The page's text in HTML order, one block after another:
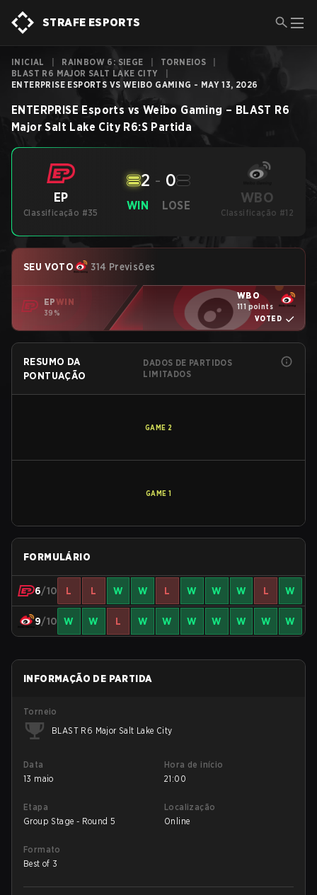
STRAFE ESPORTS
INICIAL RAINBOW 6: SIEGE TORNEIOS
BLAST R6 MAJOR SALT LAKE CITY
ENTERPRISE ESPORTS VS WEIBO GAMING - MAY 13, 2026
ENTERPRISE Esports vs Weibo Gaming – BLAST R6
Major Salt Lake City R6:S Partida
EP
Classificação #35
WIN
2 - 0
LOSE WBO
Classificação #12
SEU VOTO 314 Previsões
EPWIN
39%
WBO
111 points
VOTED
RESUMO DA
PONTUAÇÃO
DADOS DE PARTIDOS
LIMITADOS
GAME 2
GAME 1
FORMULÁRIO
6/10 L L W W L W W W L W
9/10 W W L W W W W W W W
INFORMAÇÃO DE PARTIDA
Torneio
BLAST R6 Major Salt Lake City
Data
13 maio
Hora de início
21:00
Etapa
Group Stage - Round 5
Localização
Online
Formato
Best of 3